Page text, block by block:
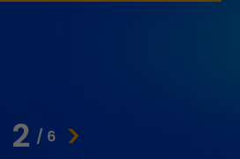
2 / 6